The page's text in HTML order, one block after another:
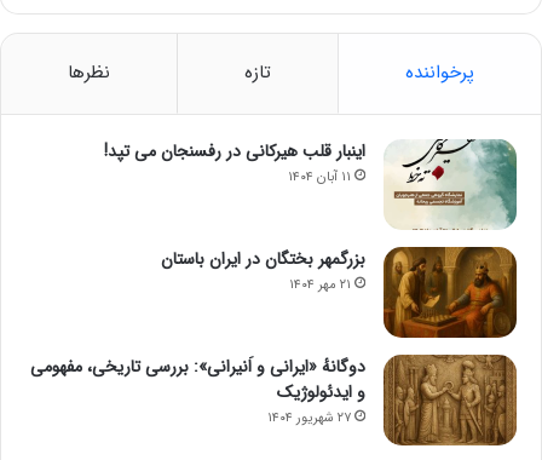
پرخواننده تازه نظرها
اینبار قلب هیرکانی در رفسنجان می تپد!
۱۱ آبان ۱۴۰۴
بزرگمهر بختگان در ایران باستان
۲۱ مهر ۱۴۰۴
دوگانهٔ «ایرانی و اَنیرانی»: بررسی تاریخی، مفهومی
و ایدئولوژیک
۲۷ شهریور ۱۴۰۴